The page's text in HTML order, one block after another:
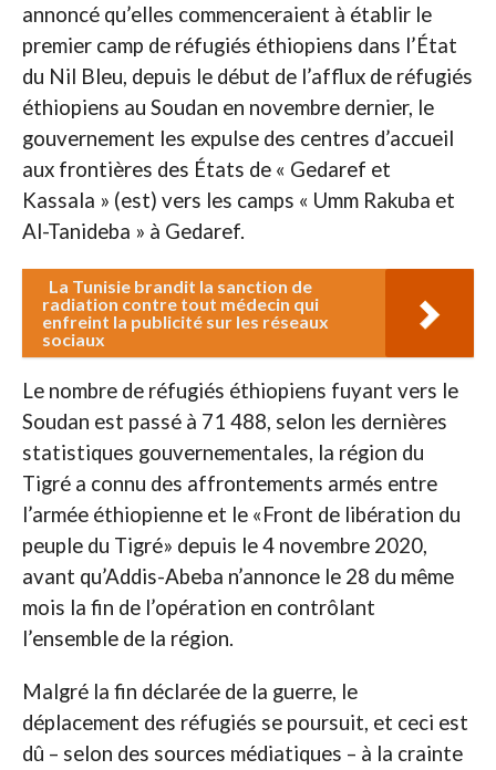
annoncé qu’elles commenceraient à établir le
premier camp de réfugiés éthiopiens dans l’État
du Nil Bleu, depuis le début de l’afflux de réfugiés
éthiopiens au Soudan en novembre dernier, le
gouvernement les expulse des centres d’accueil
aux frontières des États de « Gedaref et
Kassala » (est) vers les camps « Umm Rakuba et
Al-Tanideba » à Gedaref.
La Tunisie brandit la sanction de
radiation contre tout médecin qui
enfreint la publicité sur les réseaux
sociaux
Le nombre de réfugiés éthiopiens fuyant vers le
Soudan est passé à 71 488, selon les dernières
statistiques gouvernementales, la région du
Tigré a connu des affrontements armés entre
l’armée éthiopienne et le «Front de libération du
peuple du Tigré» depuis le 4 novembre 2020,
avant qu’Addis-Abeba n’annonce le 28 du même
mois la fin de l’opération en contrôlant
l’ensemble de la région.
Malgré la fin déclarée de la guerre, le
déplacement des réfugiés se poursuit, et ceci est
dû – selon des sources médiatiques – à la crainte